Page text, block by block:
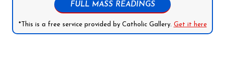
FULL MASS READINGS
*This is a free service provided by Catholic Gallery. Get it here